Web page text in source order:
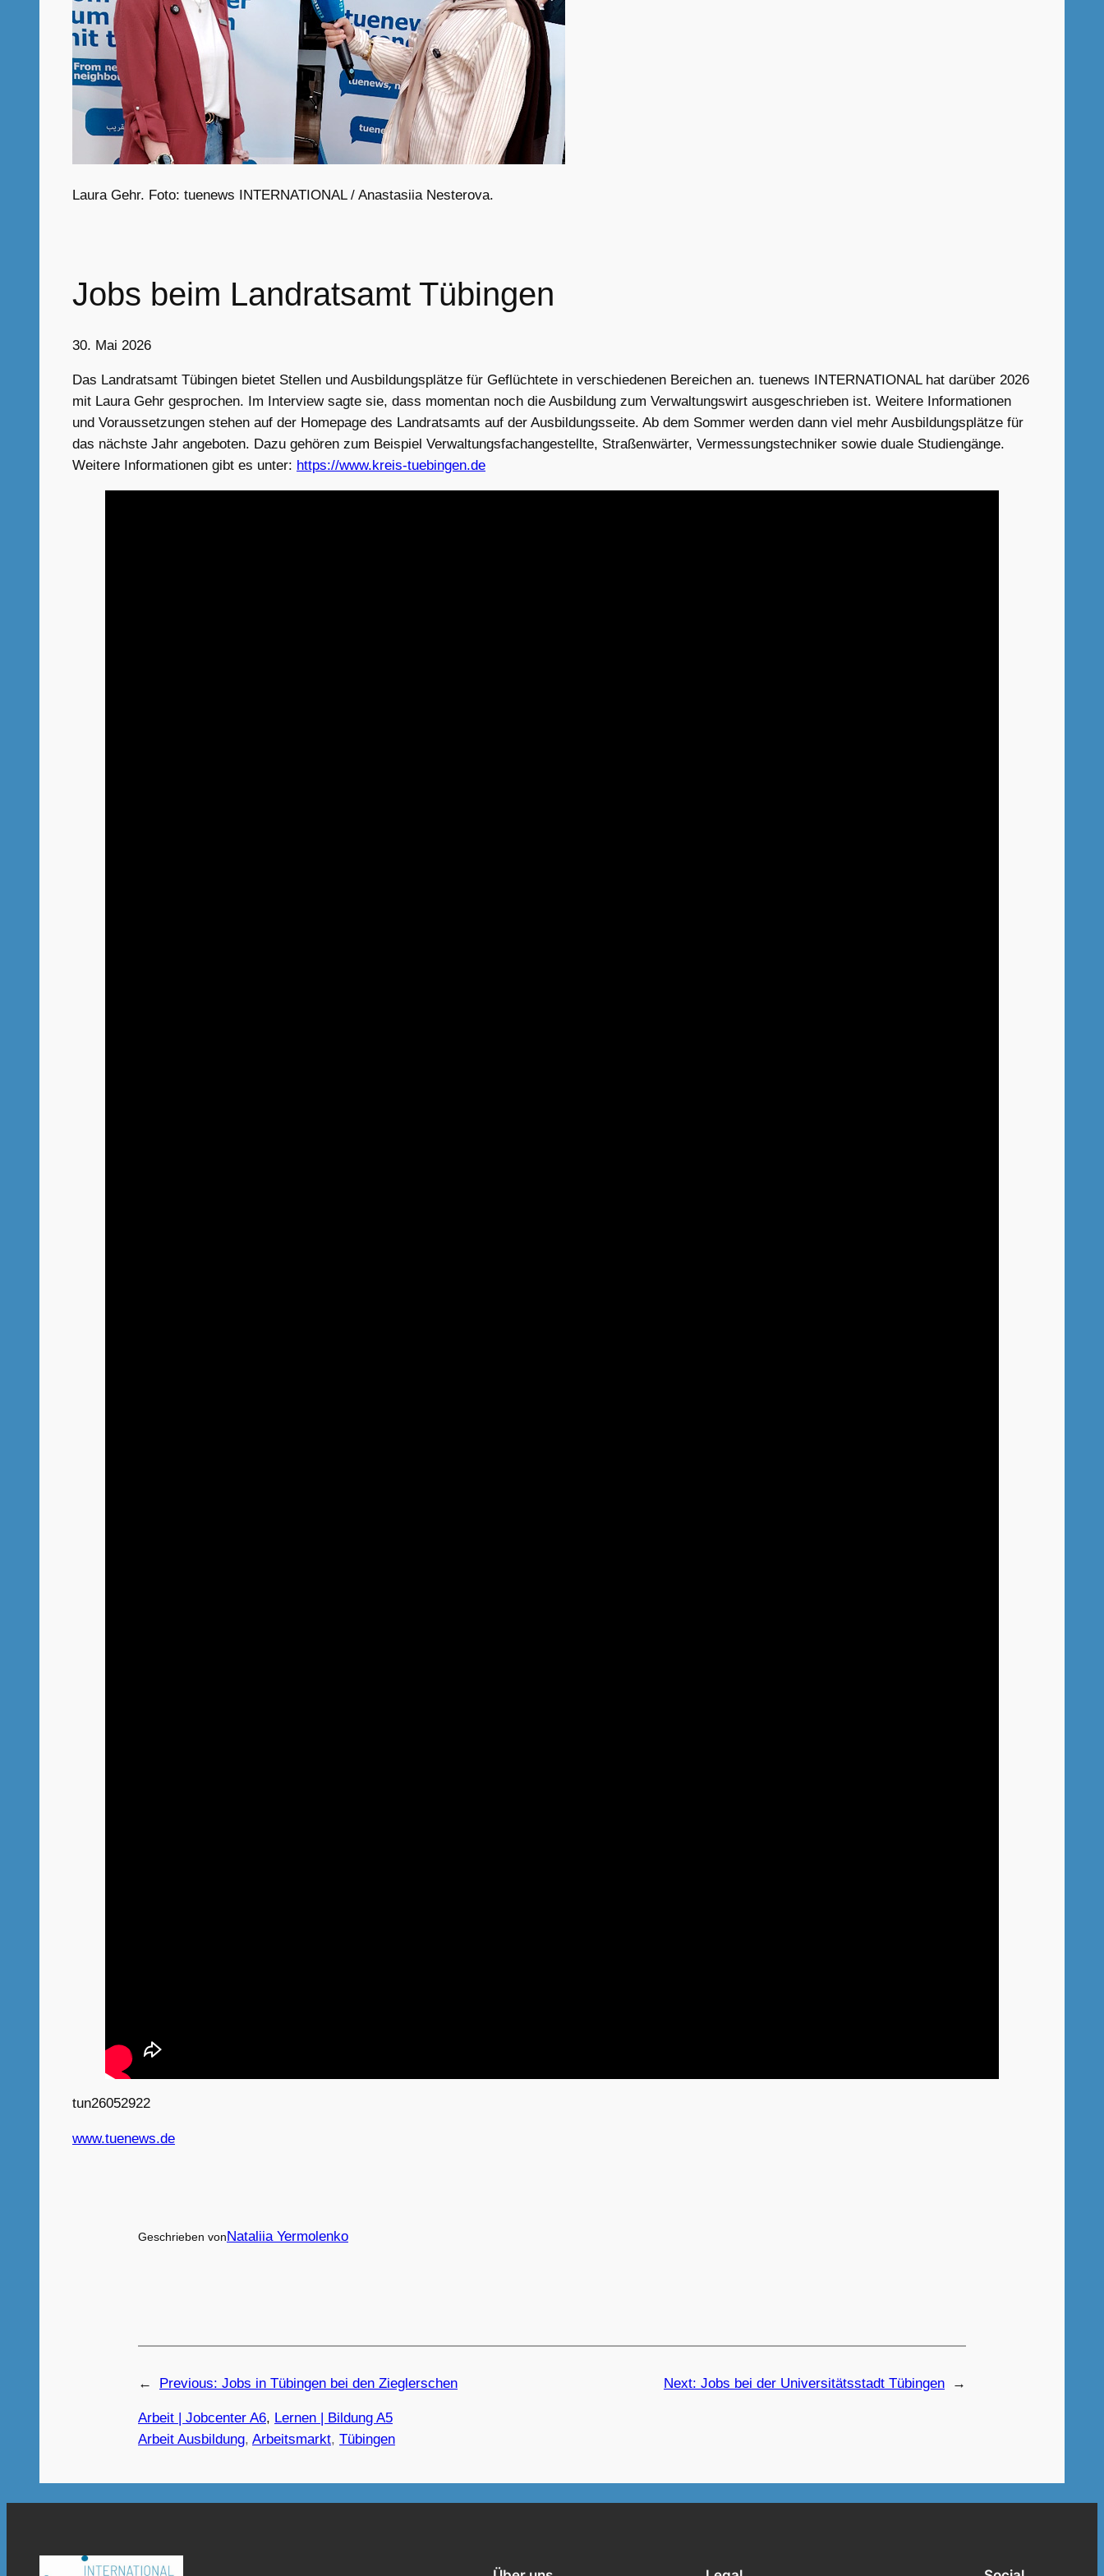
Laura Gehr. Foto: tuenews INTERNATIONAL / Anastasiia Nesterova.
Jobs beim Landratsamt Tübingen
30. Mai 2026
Das Landratsamt Tübingen bietet Stellen und Ausbildungsplätze für Geflüchtete in verschiedenen Bereichen an. tuenews INTERNATIONAL hat darüber 2026
mit Laura Gehr gesprochen. Im Interview sagte sie, dass momentan noch die Ausbildung zum Verwaltungswirt ausgeschrieben ist. Weitere Informationen
und Voraussetzungen stehen auf der Homepage des Landratsamts auf der Ausbildungsseite. Ab dem Sommer werden dann viel mehr Ausbildungsplätze für
das nächste Jahr angeboten. Dazu gehören zum Beispiel Verwaltungsfachangestellte, Straßenwärter, Vermessungstechniker sowie duale Studiengänge.
Weitere Informationen gibt es unter: https://www.kreis-tuebingen.de
tun26052922
www.tuenews.de
Geschrieben vonNataliia Yermolenko
← Previous: Jobs in Tübingen bei den Zieglerschen Next: Jobs bei der Universitätsstadt Tübingen →
Arbeit | Jobcenter A6, Lernen | Bildung A5
Arbeit Ausbildung, Arbeitsmarkt, Tübingen